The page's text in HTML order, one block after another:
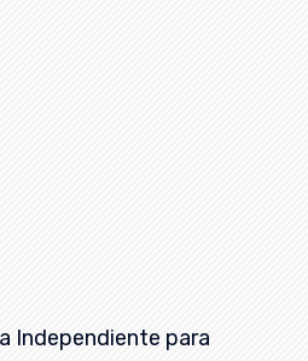
Independiente para